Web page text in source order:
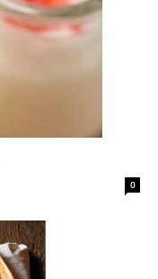
0